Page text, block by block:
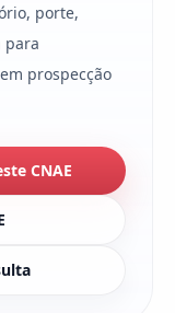
porte,
para
prospecção
CNAE